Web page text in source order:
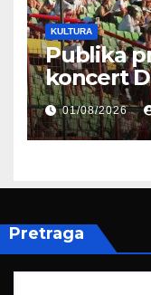
KULTURA
Publika
koncert
Koševu
01/08/2026
Pretraga